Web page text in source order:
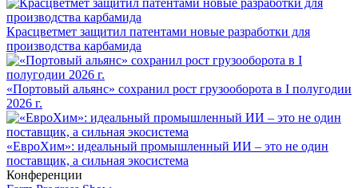
Красцветмет защитил патентами новые разработки для
производства карбамида
«Портовый альянс» сохранил рост грузооборота в I полугодии
2026 г.
«ЕвроХим»: идеальный промышленный ИИ – это не один
поставщик, а сильная экосистема
Конференции